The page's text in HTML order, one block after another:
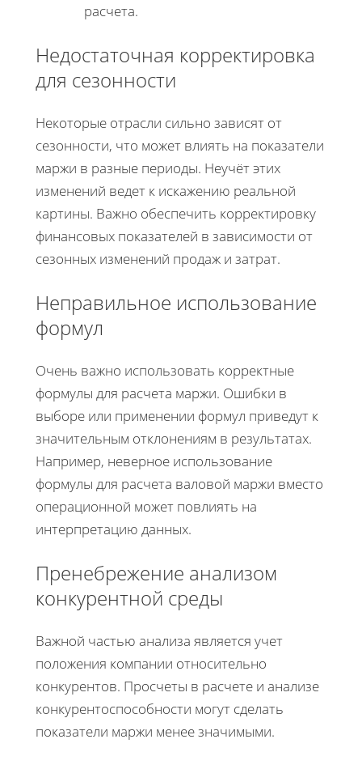
расчета.
Недостаточная корректировка
для сезонности
Некоторые отрасли сильно зависят от
сезонности, что может влиять на показатели
маржи в разные периоды. Неучёт этих
изменений ведет к искажению реальной
картины. Важно обеспечить корректировку
финансовых показателей в зависимости от
сезонных изменений продаж и затрат.
Неправильное использование
формул
Очень важно использовать корректные
формулы для расчета маржи. Ошибки в
выборе или применении формул приведут к
значительным отклонениям в результатах.
Например, неверное использование
формулы для расчета валовой маржи вместо
операционной может повлиять на
интерпретацию данных.
Пренебрежение анализом
конкурентной среды
Важной частью анализа является учет
положения компании относительно
конкурентов. Просчеты в расчете и анализе
конкурентоспособности могут сделать
показатели маржи менее значимыми.